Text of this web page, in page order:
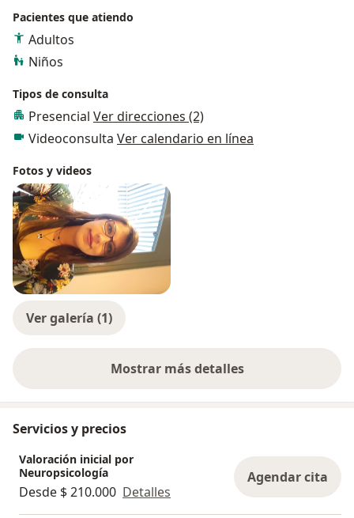
Experiencia en evaluaciones de eficiencia cognitiva:
(WISC V, WAIS IV, K-ABC 2, PEP-3, NEPPSY II,)
Tea-ch)
Diagnóstico: ( ADOS-2, ADI-R, M-CHAT,CARS, etc)
Miembro de la Asociación autismo europa y miembro
honorario de la liga colombia de autismo.
Mi experiencia internacional y varios contextos
culturales y en otros idiomas ( Español/francés), me
permiten tener un abordaje complementario a las
dificultades de cada paciente.
Pacientes que atiendo
Adultos
Niños
Tipos de consulta
Presencial Ver direcciones (2)
Videoconsulta Ver calendario en línea
Fotos y videos
Ver galería (1)
Mostrar más detalles
sobre la experiencia
Servicios y precios
Valoración inicial por
Neuropsicología
Desde $ 210.000 Detalles
Agendar cita